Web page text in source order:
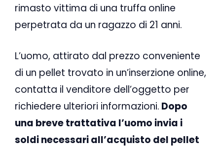
rimasto vittima di una truffa online
perpetrata da un ragazzo di 21 anni.
L’uomo, attirato dal prezzo conveniente
di un pellet trovato in un’inserzione online,
contatta il venditore dell’oggetto per
richiedere ulteriori informazioni. Dopo
una breve trattativa l’uomo invia i
soldi necessari all’acquisto del pellet